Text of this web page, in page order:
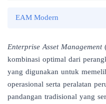
EAM Modern
Enterprise Asset Management
kombinasi optimal dari
yang digunakan untuk
operasional serta peralatan
pandangan tradisional yang